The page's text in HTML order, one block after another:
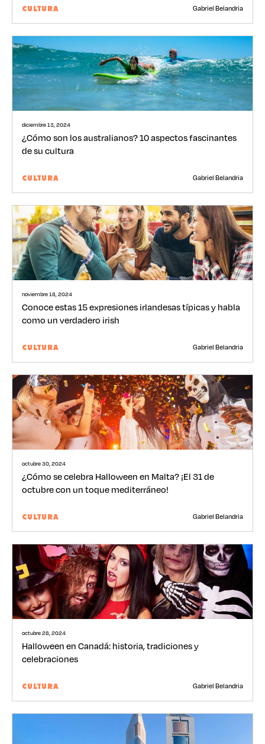
CULTURA Gabriel Belandria
diciembre 13, 2024
¿Cómo son los australianos? 10 aspectos fascinantes
de su cultura
CULTURA Gabriel Belandria
noviembre 18, 2024
Conoce estas 15 expresiones irlandesas típicas y habla
como un verdadero irish
CULTURA Gabriel Belandria
octubre 30, 2024
¿Cómo se celebra Halloween en Malta? ¡El 31 de
octubre con un toque mediterráneo!
CULTURA Gabriel Belandria
octubre 28, 2024
Halloween en Canadá: historia, tradiciones y
celebraciones
CULTURA Gabriel Belandria